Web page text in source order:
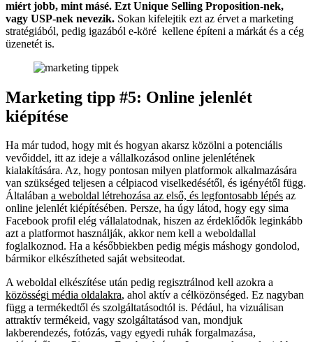
miért jobb, mint másé. Ezt Unique Selling Proposition-nek,
vagy USP-nek nevezik. Sokan kifelejtik ezt az érvet a marketing
stratégiából, pedig igazából e-köré kellene építeni a márkát és a cég
üzenetét is.
Marketing tipp #5: Online jelenlét
kiépítése
Ha már tudod, hogy mit és hogyan akarsz közölni a potenciális
vevőiddel, itt az ideje a vállalkozásod online jelenlétének
kialakítására. Az, hogy pontosan milyen platformok alkalmazására
van szükséged teljesen a célpiacod viselkedésétől, és igényétől függ.
Általában a weboldal létrehozása az első, és legfontosabb lépés az
online jelenlét kiépítésében. Persze, ha úgy látod, hogy egy sima
Facebook profil elég vállalatodnak, hiszen az érdeklődők leginkább
azt a platformot használják, akkor nem kell a weboldallal
foglalkoznod. Ha a későbbiekben pedig mégis máshogy gondolod,
bármikor elkészítheted saját websiteodat.
A weboldal elkészítése után pedig regisztrálnod kell azokra a
közösségi média oldalakra, ahol aktív a célközönséged. Ez nagyban
függ a termékedtől és szolgáltatásodtól is. Pédául, ha vizuálisan
attraktív termékeid, vagy szolgáltatásod van, mondjuk
lakberendezés, fotózás, vagy egyedi ruhák forgalmazása,